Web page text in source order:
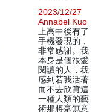
2023/12/27
Annabel Kuo
上高中後有了
手機發現的，
非常感謝。我
本身是個很愛
閱讀的人，我
感到若我活著
而不去欣賞這
一種人類的藝
術那將毫無意